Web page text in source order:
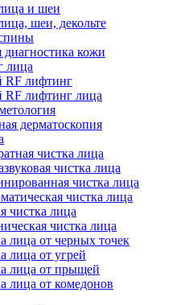
и шеи
шеи, декольте
диагностика кожи
лица
RF лифтинг
RF лифтинг лица
дерматоскопия
чистка лица
чистка лица
чистка лица
чистка лица
чистка лица
чистка лица
лица от черных точек
лица от угрей
лица от прыщей
лица от комедонов